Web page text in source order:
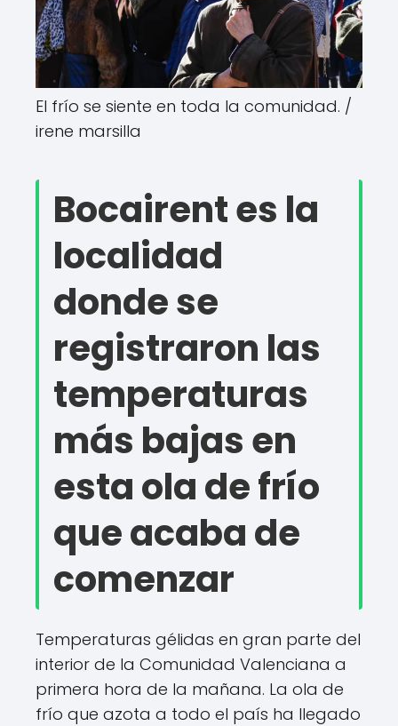
El frío se siente en toda la comunidad. /
irene marsilla
Bocairent es la
localidad
donde se
registraron las
temperaturas
más bajas en
esta ola de frío
que acaba de
comenzar
Temperaturas gélidas en gran parte del
interior de la Comunidad Valenciana a
primera hora de la mañana. La ola de
frío que azota a todo el país ha llegado